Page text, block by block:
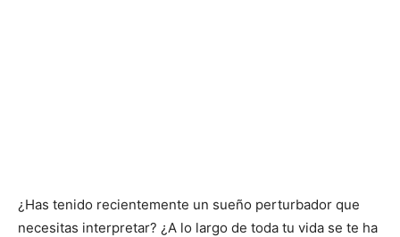
¿Has tenido recientemente un sueño perturbador que
necesitas interpretar? ¿A lo largo de toda tu vida se te ha